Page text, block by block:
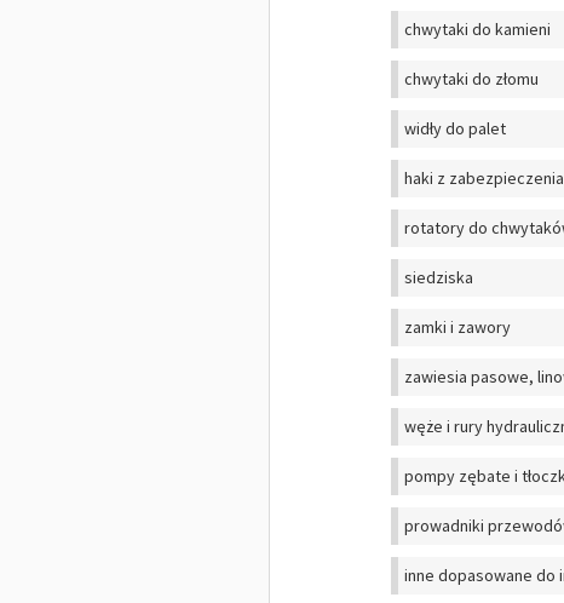
chwytaki do kamieni
chwytaki do złomu
widły do palet
haki z
rotatory do
siedziska
zamki i zawory
zawiesia pasowe,
węże i rury
pompy zębate i
prowadniki
inne dopasowane do